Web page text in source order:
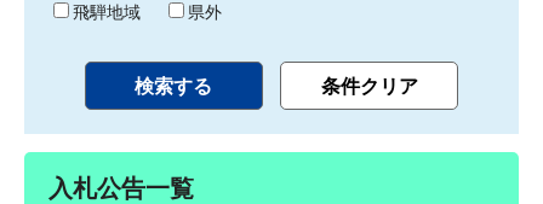
飛騨地域
県外
入札公告一覧